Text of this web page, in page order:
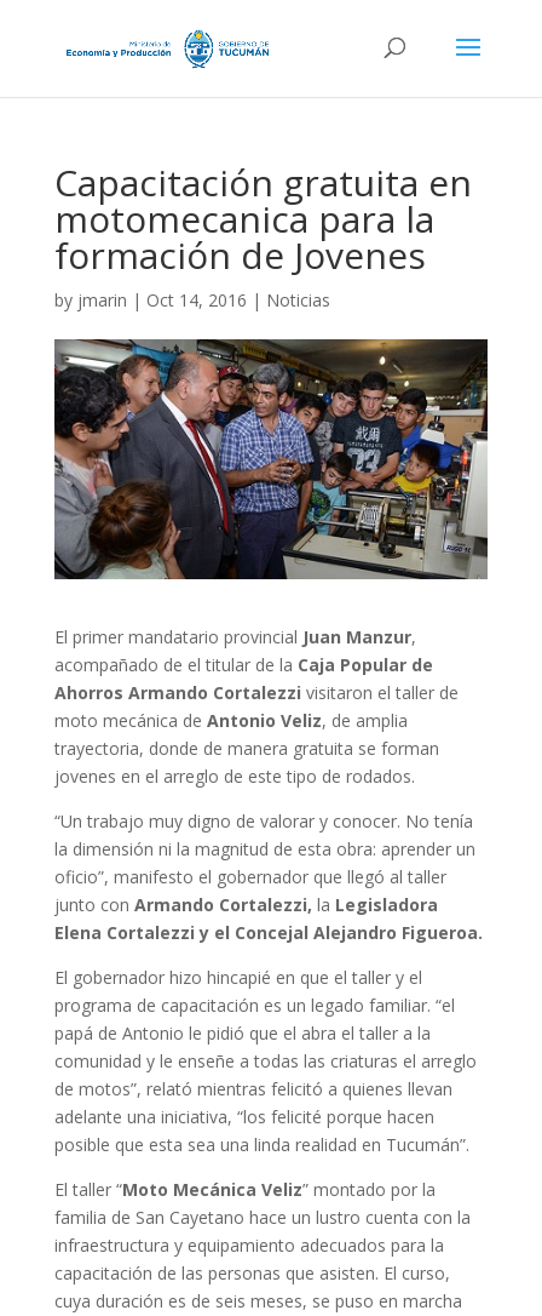
Capacitación gratuita en
motomecanica para la
formación de Jovenes
by jmarin | Oct 14, 2016 | Noticias
El primer mandatario provincial Juan Manzur,
acompañado de el titular de la Caja Popular de
Ahorros Armando Cortalezzi visitaron el taller de
moto mecánica de Antonio Veliz, de amplia
trayectoria, donde de manera gratuita se forman
jovenes en el arreglo de este tipo de rodados.
“Un trabajo muy digno de valorar y conocer. No tenía
la dimensión ni la magnitud de esta obra: aprender un
oficio”, manifesto el gobernador que llegó al taller
junto con Armando Cortalezzi, la Legisladora
Elena Cortalezzi y el Concejal Alejandro Figueroa.
El gobernador hizo hincapié en que el taller y el
programa de capacitación es un legado familiar. “el
papá de Antonio le pidió que el abra el taller a la
comunidad y le enseñe a todas las criaturas el arreglo
de motos”, relató mientras felicitó a quienes llevan
adelante una iniciativa, “los felicité porque hacen
posible que esta sea una linda realidad en Tucumán”.
El taller “Moto Mecánica Veliz” montado por la
familia de San Cayetano hace un lustro cuenta con la
infraestructura y equipamiento adecuados para la
capacitación de las personas que asisten. El curso,
cuya duración es de seis meses, se puso en marcha